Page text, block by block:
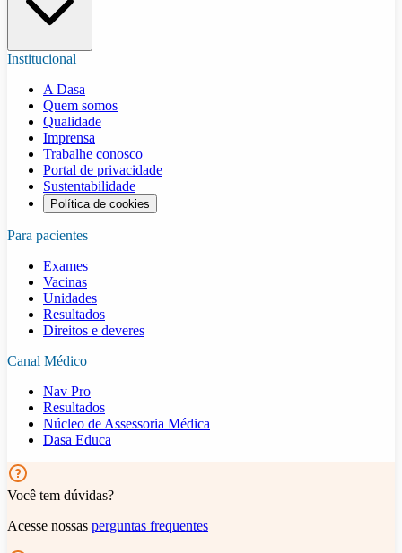
Institucional
A Dasa
Quem somos
Qualidade
Imprensa
Trabalhe conosco
Portal de privacidade
Sustentabilidade
Política de cookies
Para pacientes
Exames
Vacinas
Unidades
Resultados
Direitos e deveres
Canal Médico
Nav Pro
Resultados
Núcleo de Assessoria Médica
Dasa Educa
Você tem dúvidas?
Acesse nossas perguntas frequentes